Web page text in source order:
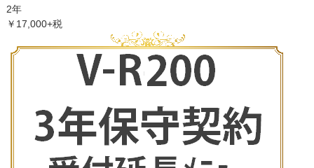
2年
￥17,000+税